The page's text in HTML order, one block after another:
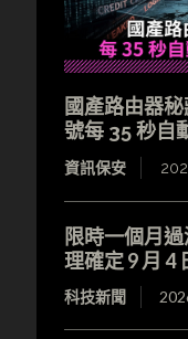
國產路由器
號每 35 秒自
資訊保安
限時一個月
理確定 9 月 4
科技新聞